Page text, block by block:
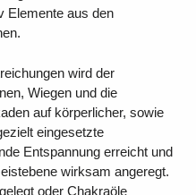
Elemente aus den
wird der
Wiegen und die
auf körperlicher, sowie
eingesetzte
Entspannung erreicht und
wirksam angeregt.
oder Chakraöle